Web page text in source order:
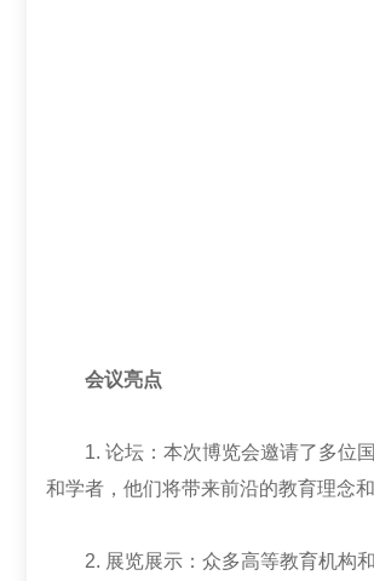
会议亮点
1. 论坛：本次博览会邀请了多位国
和学者，他们将带来前沿的教育理念和
2. 展览展示：众多高等教育机构和